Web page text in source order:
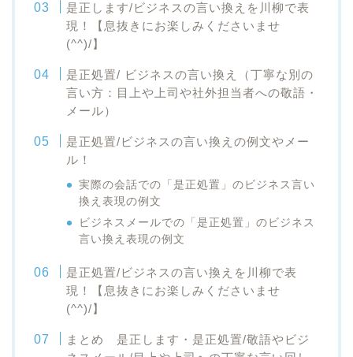
是正します/ビジネスの言い換えを川柳で表
現！【息抜きにお楽しみくださいませ
(^^)/】
是正処置/ ビジネスの言い換え（丁寧な別の
言い方：目上や上司や社外担当者への敬語・
メール）
是正処置/ビジネスの言い換えの例文やメー
ル！
実際の会話での「是正処置」のビジネス言い
換え表現の例文
ビジネスメールでの「是正処置」のビジネス
言い換え表現の例文
是正処置/ビジネスの言い換えを川柳で表
現！【息抜きにお楽しみくださいませ
(^^)/】
まとめ 是正します・是正処置/敬語やビジ